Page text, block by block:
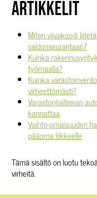
ARTIKKELIT
Miten viivakoodi
saldonseurantaan?
Kuinka
työmaalla?
Kuinka
virheettömästi?
Varastonhallinnan
kannattaa
Vaihto-omaisuuden
pääoma liikkeelle
Tämä sisältö on luotu
virheitä.